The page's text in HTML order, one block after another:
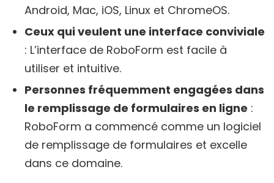
Android, Mac, iOS, Linux et ChromeOS.
Ceux qui veulent une interface conviviale
: L’interface de RoboForm est facile à
utiliser et intuitive.
Personnes fréquemment engagées dans
le remplissage de formulaires en ligne :
RoboForm a commencé comme un logiciel
de remplissage de formulaires et excelle
dans ce domaine.